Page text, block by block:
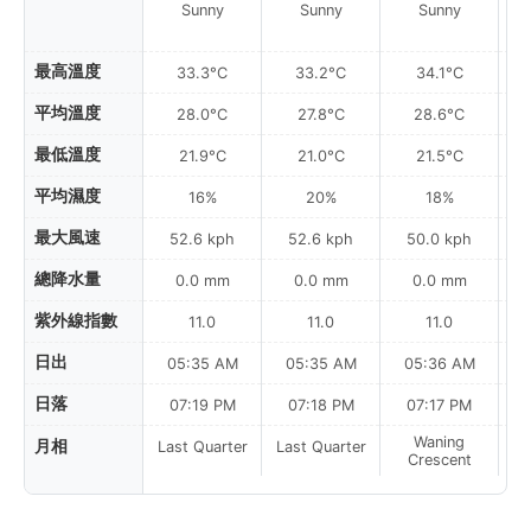
最高溫度
平均溫度
最低溫度
平均濕度
最大風速
總降水量
紫外線指數
日出
日落
月相
Sunny
33.3°C
28.0°C
21.9°C
16%
52.6 kph
0.0 mm
11.0
05:35 AM
07:19 PM
Last Quarter
Sunny
33.2°C
27.8°C
21.0°C
20%
52.6 kph
0.0 mm
11.0
05:35 AM
07:18 PM
Last Quarter
Sunny
34.1°C
28.6°C
21.5°C
18%
50.0 kph
0.0 mm
11.0
05:36 AM
07:17 PM
Waning
Crescent